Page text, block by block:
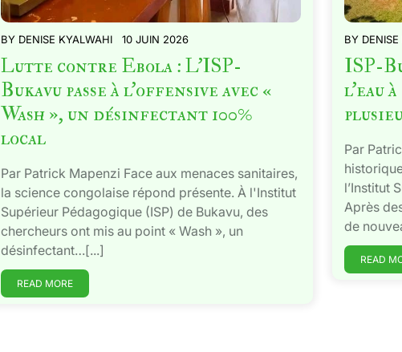
BY DENISE KYALWAHI 10 JUIN 2026
Lutte contre Ebola : L’ISP-
Bukavu passe à l’offensive avec «
Wash », un désinfectant 100%
local
Par Patrick Mapenzi Face aux menaces sanitaires,
la science congolaise répond présente. À l'Institut
Supérieur Pédagogique (ISP) de Bukavu, des
chercheurs ont mis au point « Wash », un
désinfectant…[...]
READ MORE
BY
ISP-
l’eau
Par
l’Institut
Après
de
READ